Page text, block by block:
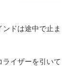
ドは途中で止ま
イザーを引いて